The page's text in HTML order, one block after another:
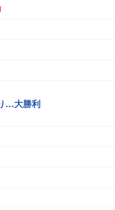
…大勝利